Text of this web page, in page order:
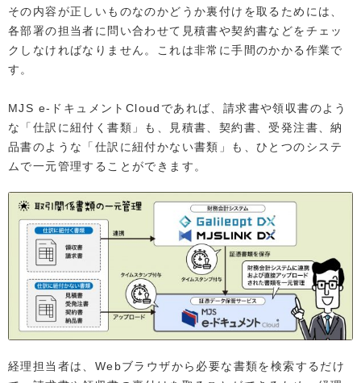
その内容が正しいものなのかどうか裏付けを取るためには、
各部署の担当者に問い合わせて見積書や契約書などをチェッ
クしなければなりません。これは非常に手間のかかる作業で
す。
MJS e-ドキュメントCloudであれば、請求書や領収書のよう
な「仕訳に紐付く書類」も、見積書、契約書、受発注書、納
品書のような「仕訳に紐付かない書類」も、ひとつのシステ
ムで一元管理することができます。
経理担当者は、Webブラウザから必要な書類を検索するだけ